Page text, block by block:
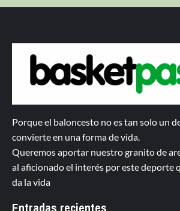
Porque el baloncesto no es tan solo un
convierte en una forma de vida.
Queremos aportar nuestro granito de
al aficionado el interés por este deporte
da la vida